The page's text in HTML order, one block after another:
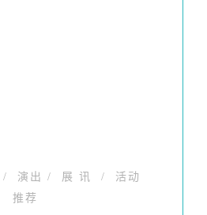
/ 演出 / 展 讯 / 活动
推荐